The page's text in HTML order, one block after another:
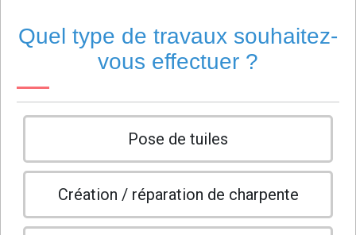
Quel type de travaux souhaitez-
vous effectuer ?
Pose de tuiles
Création / réparation de charpente